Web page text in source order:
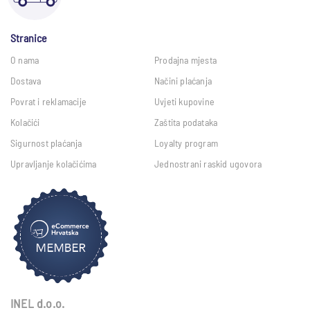
Stranice
O nama
Prodajna mjesta
Dostava
Načini plaćanja
Povrat i reklamacije
Uvjeti kupovine
Kolačići
Zaštita podataka
Sigurnost plaćanja
Loyalty program
Upravljanje kolačićima
Jednostrani raskid ugovora
INEL d.o.o.